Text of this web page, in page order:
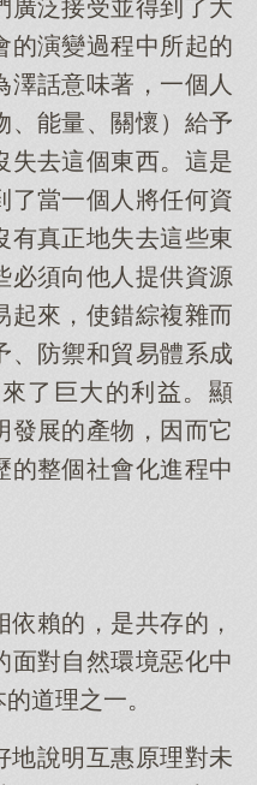
廣泛接受並得到了大
的演變過程中所起的
澤話意味著，一個人
、能量、關懷）給予
失去這個東西。這是
了當一個人將任何資
有真正地失去這些東
必須向他人提供資源
起來，使錯綜複雜而
、防禦和貿易體系成
了巨大的利益。顯
發展的產物，因而它
的整個社會化進程中
賴的，是共存的，
面對自然環境惡化中
道理之一。
地說明互惠原理對未